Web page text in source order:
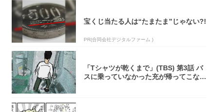
宝くじ当たる人は“たまたま”じゃない?!
PR(合同会社デジタルファーム )
「Tシャツが乾くまで」(TBS) 第3話 バ
スに乗っていなかった充が帰ってこな